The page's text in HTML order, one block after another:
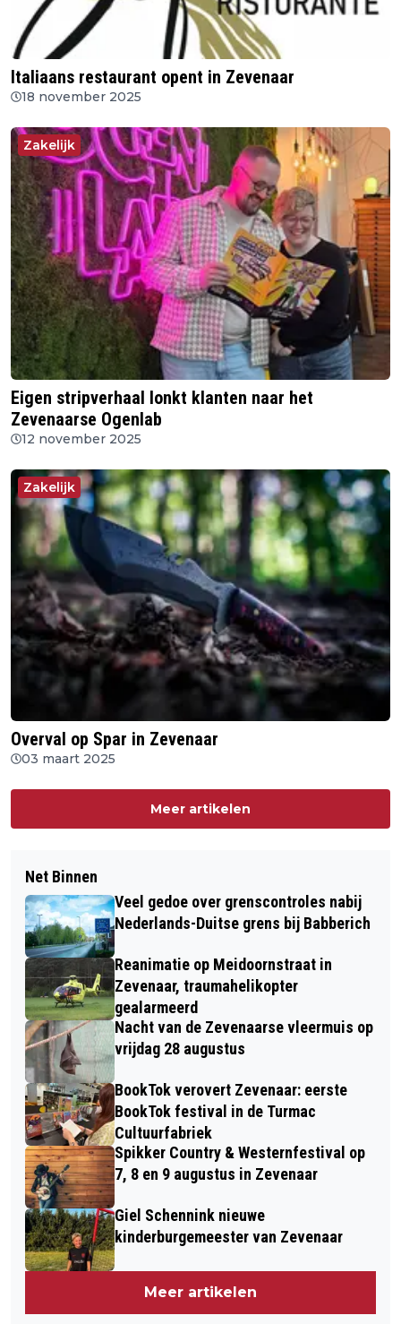
Italiaans restaurant opent in Zevenaar
18 november 2025
Zakelijk
Eigen stripverhaal lonkt klanten naar het
Zevenaarse Ogenlab
12 november 2025
Zakelijk
Overval op Spar in Zevenaar
03 maart 2025
Meer artikelen
Net Binnen
Veel gedoe over grenscontroles nabij
Nederlands-Duitse grens bij Babberich
Reanimatie op Meidoornstraat in
Zevenaar, traumahelikopter
gealarmeerd
Nacht van de Zevenaarse vleermuis op
vrijdag 28 augustus
BookTok verovert Zevenaar: eerste
BookTok festival in de Turmac
Cultuurfabriek
Spikker Country & Westernfestival op
7, 8 en 9 augustus in Zevenaar
Giel Schennink nieuwe
kinderburgemeester van Zevenaar
Meer artikelen